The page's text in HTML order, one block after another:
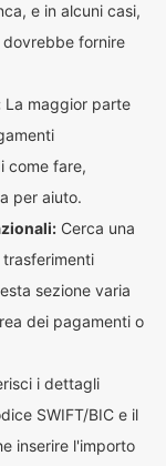
e in alcuni casi,
fornire
La maggior parte
come fare,
per aiuto.
Cerca una
sezione varia
dei pagamenti o
i dettagli
SWIFT/BIC e il
inserire l'importo